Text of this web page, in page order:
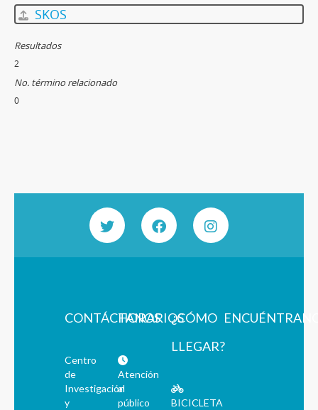
SKOS
Resultados
2
No. término relacionado
0
CONTÁCTANOS
Centro
de
Investigación
y
HORARIOS
Atención
al
público
¿CÓMO
LLEGAR?
BICICLETA